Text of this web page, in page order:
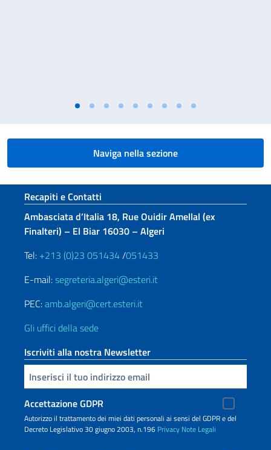
Naviga nella sezione
Sezione footer
Recapiti e Contatti
Ambasciata d’Italia 18, Rue Ouidir Amellal (ex
Finalteri) – El Biar 16030 – Algeri
Tel: +213 (0)23 051434/051433
E-mail:segreteria.algeri@esteri.it
PEC:amb.algeri@cert.esteri.it
Gli uffici della sede
Iscriviti alla nostra Newsletter
Inserisci la tua email
Accettazione GDPR
Autorizzo il trattamento dei miei dati personali ai sensi del GDPR e del
Decreto Legislativo 30 giugno 2003, n.196 Privacy Note Legali